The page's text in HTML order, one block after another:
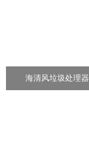
海清风垃圾处理器